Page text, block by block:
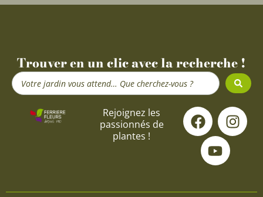
Trouver en un clic avec la recherche !
Search
...
Rejoignez les
passionnés de
plantes !
F
a
c
e
o
I
n
s
g
Y
o
u
t
u
b